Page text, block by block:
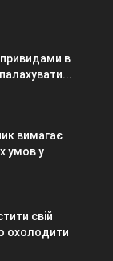
привидами в
вимагає
умов у
свій
охолодити